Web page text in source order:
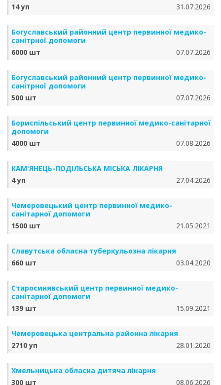
14 уп
31.07.2026
Богуславський районний центр первинної медико-
санітрної допомоги
6000 шт
07.07.2026
Богуславський районний центр первинної медико-
санітрної допомоги
500 шт
07.07.2026
Бориспільський центр первинної медико-санітарної
допомоги
4000 шт
07.08.2026
КАМ'ЯНЕЦЬ-ПОДІЛЬСЬКА МІСЬКА ЛІКАРНЯ
4 уп
27.04.2026
Чемеровецький центр первинної медико-
санітарної допомоги
1500 шт
21.05.2021
Славутська обласна туберкульозна лікарня
660 шт
03.04.2020
Старосинявський центр первинної медико-
санітарної допомоги
139 шт
15.09.2021
Чемеровецька центральна районна лікарня
2710 уп
28.01.2020
Хмельницька обласна дитяча лікарня
300 шт
08.06.2026